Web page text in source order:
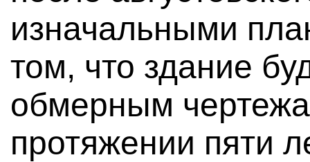
изначальными
том, что здание
обмерным
протяжении пяти